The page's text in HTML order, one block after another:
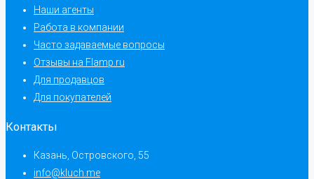
Наши агенты
Работа в компании
Часто задаваемые вопросы
Отзывы на Flamp.ru
Для продавцов
Для покупателей
Контакты
Казань, Островского, 55
info@kluch.me